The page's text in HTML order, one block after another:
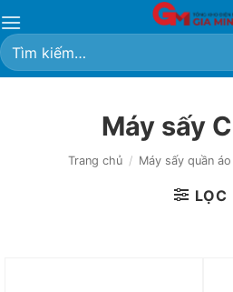
qua
nội
dung
Tìm
kiếm:
Máy sấy
Trang chủ / Máy sấy quần áo
LỌC